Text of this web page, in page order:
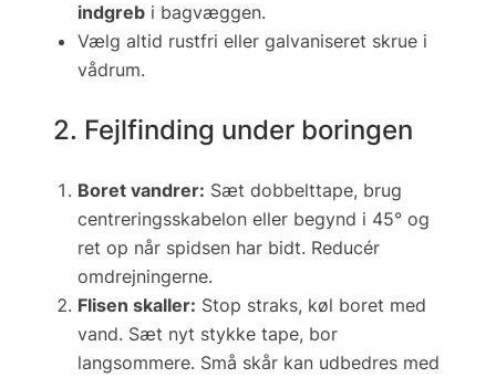
indgreb i bagvæggen.
Vælg altid rustfri eller galvaniseret skrue i
vådrum.
2. Fejlfinding under boringen
Boret vandrer: Sæt dobbelttape, brug
centreringsskabelon eller begynd i 45° og
ret op når spidsen har bidt. Reducér
omdrejningerne.
Flisen skaller: Stop straks, køl boret med
vand. Sæt nyt stykke tape, bor
langsommere. Små skår kan udbedres med